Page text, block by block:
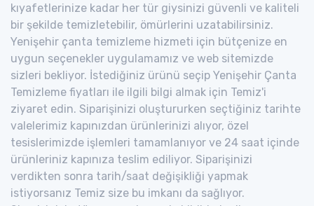
kıyafetlerinize kadar her tür giysinizi güvenli ve kaliteli
bir şekilde temizletebilir, ömürlerini uzatabilirsiniz.
Yenişehir çanta temizleme hizmeti için bütçenize en
uygun seçenekler uygulamamız ve web sitemizde
sizleri bekliyor. İstediğiniz ürünü seçip Yenişehir Çanta
Temizleme fiyatları ile ilgili bilgi almak için Temiz'i
ziyaret edin. Siparişinizi oluştururken seçtiğiniz tarihte
valelerimiz kapınızdan ürünlerinizi alıyor, özel
tesislerimizde işlemleri tamamlanıyor ve 24 saat içinde
ürünleriniz kapınıza teslim ediliyor. Siparişinizi
verdikten sonra tarih/saat değişikliği yapmak
istiyorsanız Temiz size bu imkanı da sağlıyor.